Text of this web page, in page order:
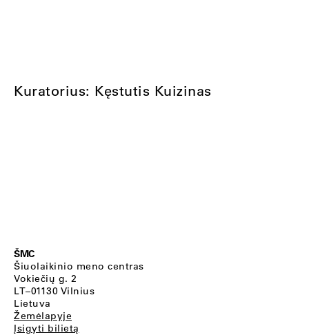
Kuratorius: Kęstutis Kuizinas
ŠMC
Šiuolaikinio meno centras
Vokiečių g. 2
LT–01130 Vilnius
Lietuva
Žemėlapyje
Įsigyti bilietą